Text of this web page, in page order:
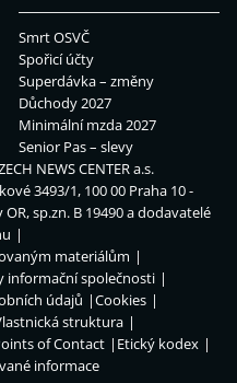
Smrt OSVČ
Spořicí účty
Superdávka – změny
Důchody 2027
Minimální mzda 2027
Senior Pas – slevy
NEWS CENTER a.s.
3493/1, 100 00 Praha 10 -
sp.zn. B 19490 a dodavatelé
materiálům
informační společnosti
údajů
Cookies
struktura
of Contact
Etický kodex
informace